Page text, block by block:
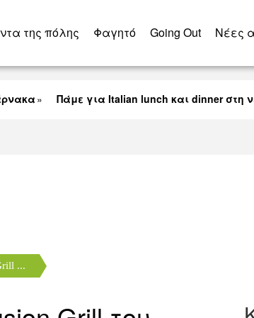
της πόλης Φαγητό Going Out Nέες
Πάμε για Italian lunch και dinner στη νέα
...